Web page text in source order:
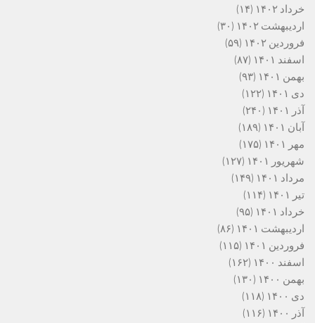
خرداد ۱۴۰۲
(۱۴)
اردیبهشت ۱۴۰۲
(۳۰)
فروردین ۱۴۰۲
(۵۹)
اسفند ۱۴۰۱
(۸۷)
بهمن ۱۴۰۱
(۹۳)
دی ۱۴۰۱
(۱۲۲)
آذر ۱۴۰۱
(۲۴۰)
آبان ۱۴۰۱
(۱۸۹)
مهر ۱۴۰۱
(۱۷۵)
شهریور ۱۴۰۱
(۱۲۷)
مرداد ۱۴۰۱
(۱۴۹)
تیر ۱۴۰۱
(۱۱۴)
خرداد ۱۴۰۱
(۹۵)
اردیبهشت ۱۴۰۱
(۸۶)
فروردین ۱۴۰۱
(۱۱۵)
اسفند ۱۴۰۰
(۱۶۲)
بهمن ۱۴۰۰
(۱۳۰)
دی ۱۴۰۰
(۱۱۸)
آذر ۱۴۰۰
(۱۱۶)